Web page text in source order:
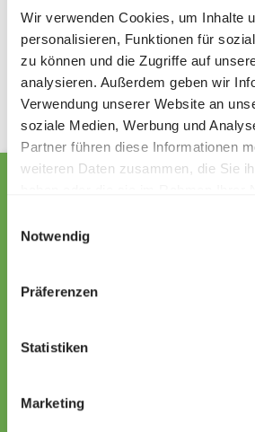
Wir verwenden Cookies, um Inhalte
personalisieren, Funktionen für
zu können und die Zugriffe auf
analysieren. Außerdem geben wir
Verwendung unserer Website an
soziale Medien, Werbung und
Partner führen diese Informationen
weiteren Daten zusammen, die Sie
Notwendig
Präferenzen
Statistiken
Marketing
Share
Zollstrasse 13
Liechtenstein
VP Bank AG, Vaduz